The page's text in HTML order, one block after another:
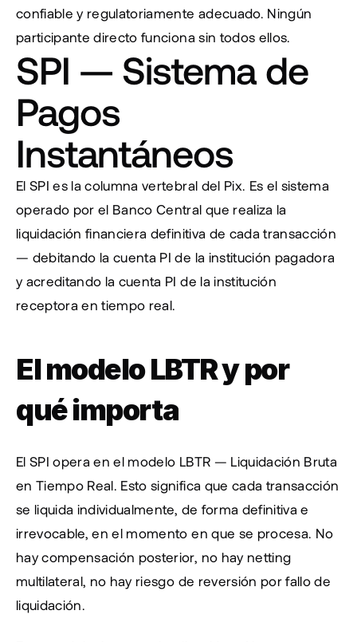
confiable y regulatoriamente adecuado. Ningún
participante directo funciona sin todos ellos.
SPI — Sistema de
Pagos
Instantáneos
El SPI es la columna vertebral del Pix. Es el sistema
operado por el Banco Central que realiza la
liquidación financiera definitiva de cada transacción
— debitando la cuenta PI de la institución pagadora
y acreditando la cuenta PI de la institución
receptora en tiempo real.
El modelo LBTR y por
qué importa
El SPI opera en el modelo LBTR — Liquidación Bruta
en Tiempo Real. Esto significa que cada transacción
se liquida individualmente, de forma definitiva e
irrevocable, en el momento en que se procesa. No
hay compensación posterior, no hay netting
multilateral, no hay riesgo de reversión por fallo de
liquidación.